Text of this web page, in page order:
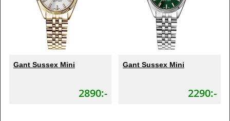
Gant Sussex Mini
2890:-
Gant Sussex Mini
2290:-